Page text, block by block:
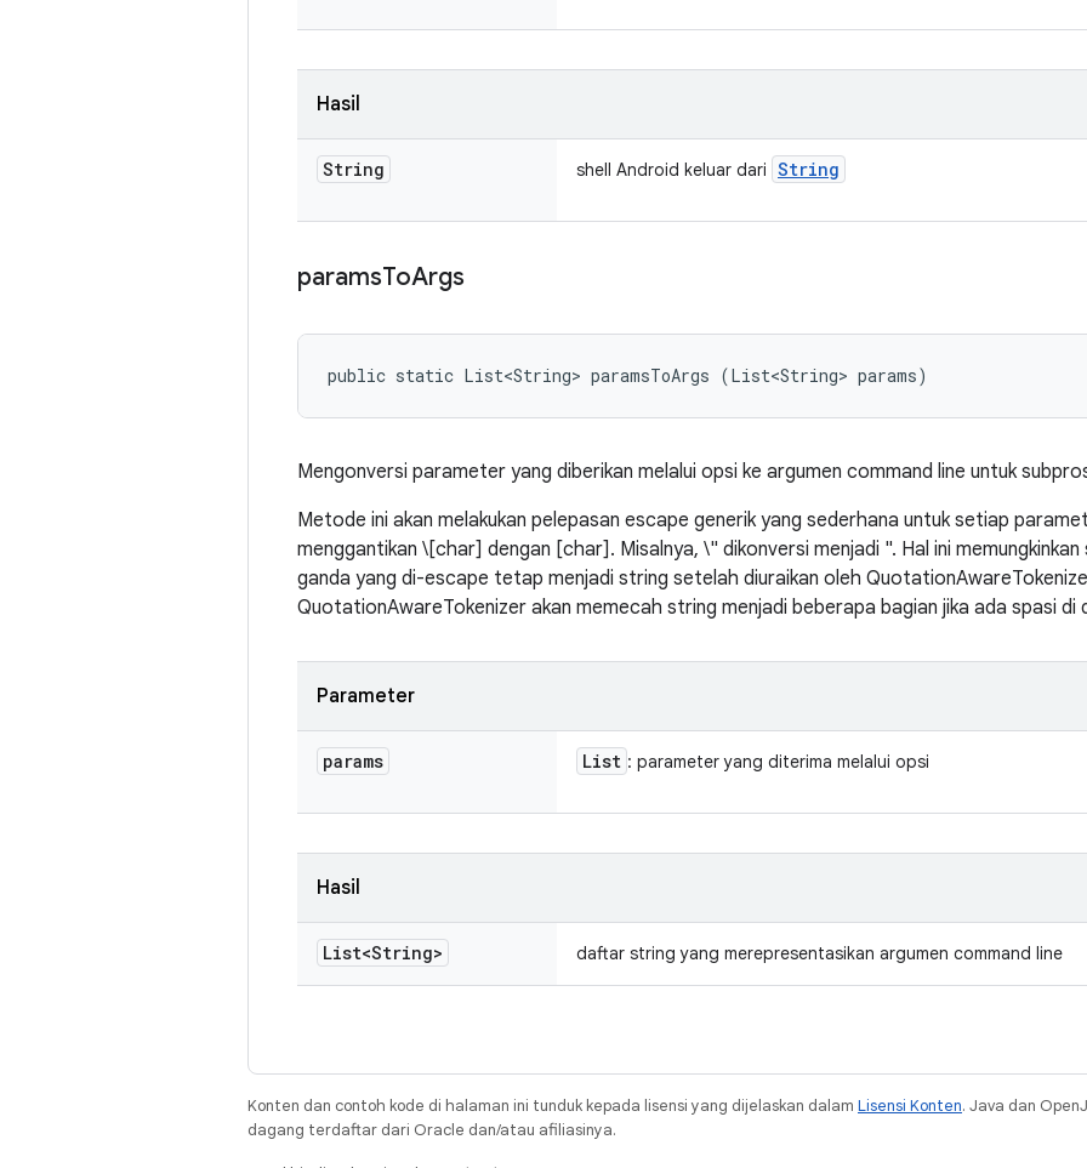
Hasil
String shell Android keluar dari String
paramsToArgs
public static List<String> paramsToArgs (List<String> params)
Mengonversi parameter yang diberikan melalui opsi ke argumen command line untuk
Metode ini akan melakukan pelepasan escape generik yang sederhana untuk setiap
menggantikan \[char] dengan [char]. Misalnya, \" dikonversi menjadi ". Hal ini
ganda yang di-escape tetap menjadi string setelah diuraikan oleh
QuotationAwareTokenizer akan memecah string menjadi beberapa bagian jika ada spasi di
Parameter
params List : parameter yang diterima melalui opsi
Hasil
List<String> daftar string yang merepresentasikan argumen command line
Konten dan contoh kode di halaman ini tunduk kepada lisensi yang dijelaskan dalam Lisensi Konten. Java dan
dagang terdaftar dari Oracle dan/atau afiliasinya.